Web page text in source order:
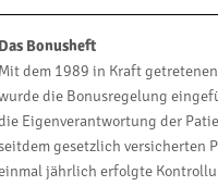
Bonusheft
dem 1989 in Kraft
die Bonusregelung
Eigenverantwortung der
gesetzlich versicherten
jährlich erfolgte